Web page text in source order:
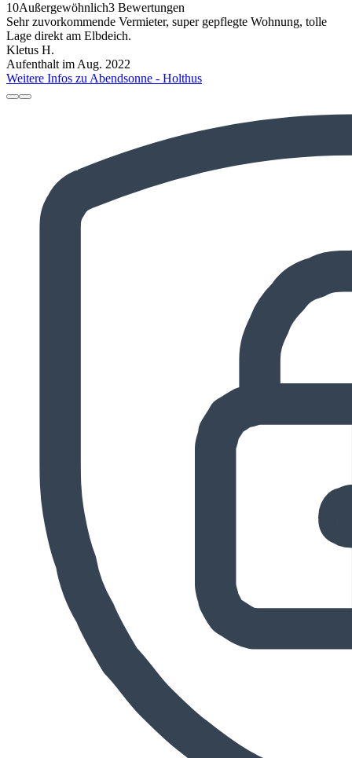
10Außergewöhnlich3 Bewertungen
Sehr zuvorkommende Vermieter, super gepflegte Wohnung, tolle
Lage direkt am Elbdeich.
Kletus H.
Aufenthalt im Aug. 2022
Weitere Infos zu Abendsonne - Holthus